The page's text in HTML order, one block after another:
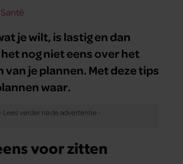
je wilt, is lastig en dan
nog niet eens over het
van je plannen. Met deze tips
waar.
voor zitten